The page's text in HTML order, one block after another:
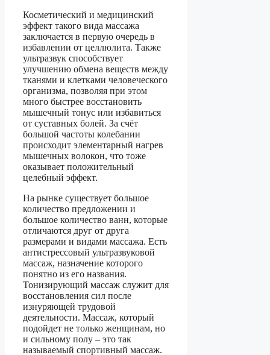
Косметический и медицинский
эффект такого вида массажа
заключается в первую очередь в
избавлении от целлюлита. Также
ультразвук способствует
улучшению обмена веществ между
тканями и клетками человеческого
организма, позволяя при этом
много быстрее восстановить
мышечный тонус или избавиться
от суставных болей. За счёт
большой частоты колебании
происходит элементарный нагрев
мышечных волокон, что тоже
оказывает положительный
целебный эффект.
На рынке существует большое
количество предложении и
большое количество ванн, которые
отличаются друг от друга
размерами и видами массажа. Есть
антистрессовый ультразвуковой
массаж, назначение которого
понятно из его названия.
Тонизирующий массаж служит для
восстановления сил после
изнуряющей трудовой
деятельности. Массаж, который
подойдет не только женщинам, но
и сильному полу – это так
называемый спортивный массаж.